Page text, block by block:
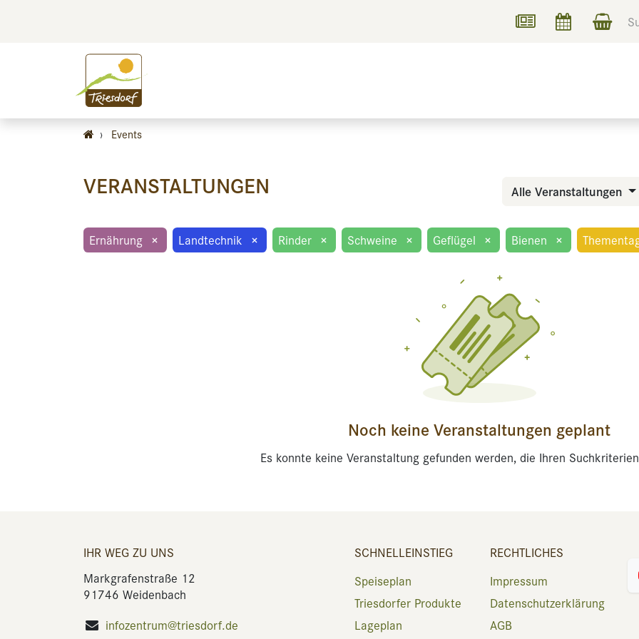
› Events
VERANSTALTUNGEN Alle Veranstaltungen
Ernährung × Landtechnik × Rinder × Schweine × Geflügel × Bienen ×
Noch keine Veranstaltungen geplant
Es konnte keine Veranstaltung gefunden werden, die Ihren
IHR WEG ZU UNS
Markgrafenstraße 12
91746 Weidenbach
infozentrum@triesdorf.de
SCHNELLEINSTIEG
Speiseplan
Triesdorfer Produkte
Lageplan
RECHTLICHES
Impressum
Datenschutzerklärung
AGB